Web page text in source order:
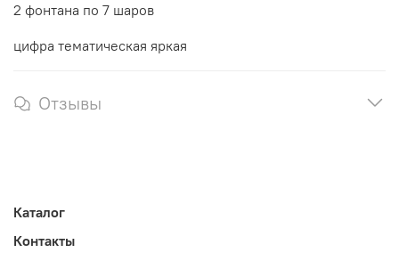
2 фонтана по 7 шаров
цифра тематическая яркая
Отзывы
Каталог
Контакты